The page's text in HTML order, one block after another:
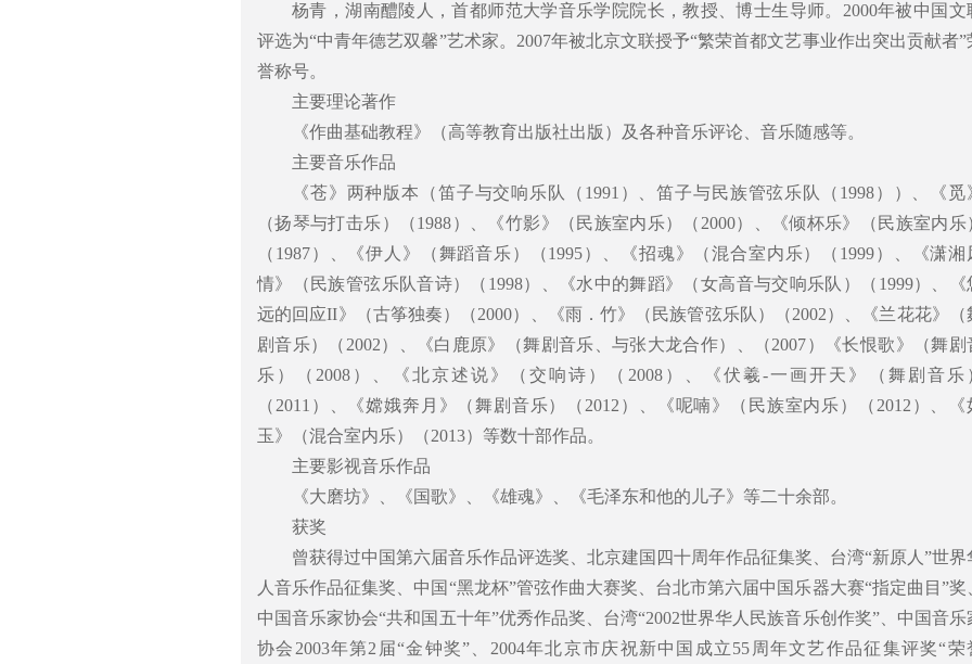
杨青，湖南醴陵人，首都师范大学音乐学院院长，教授、博士生导师。2000年被中国文
评选为“中青年德艺双馨”艺术家。2007年被北京文联授予“繁荣首都文艺事业作出突出贡献者”
誉称号。
主要理论著作
《作曲基础教程》（高等教育出版社出版）及各种音乐评论、音乐随感等。
主要音乐作品
《苍》两种版本（笛子与交响乐队（1991）、笛子与民族管弦乐队（1998））、《觅
（扬琴与打击乐）（1988）、《竹影》（民族室内乐）（2000）、《倾杯乐》（民族室内乐
（1987）、《伊人》（舞蹈音乐）（1995）、《招魂》（混合室内乐）（1999）、《潇湘
情》（民族管弦乐队音诗）（1998）、《水中的舞蹈》（女高音与交响乐队）（1999）、《
远的回应II》（古筝独奏）（2000）、《雨．竹》（民族管弦乐队）（2002）、《兰花花》（
剧音乐）（2002）、《白鹿原》（舞剧音乐、与张大龙合作）、（2007）《长恨歌》（舞剧
乐）（2008）、《北京述说》（交响诗）（2008）、《伏羲-一画开天》（舞剧音乐
（2011）、《嫦娥奔月》（舞剧音乐）（2012）、《呢喃》（民族室内乐）（2012）、《
玉》（混合室内乐）（2013）等数十部作品。
主要影视音乐作品
《大磨坊》、《国歌》、《雄魂》、《毛泽东和他的儿子》等二十余部。
获奖
曾获得过中国第六届音乐作品评选奖、北京建国四十周年作品征集奖、台湾“新原人”世界
人音乐作品征集奖、中国“黑龙杯”管弦作曲大赛奖、台北市第六届中国乐器大赛“指定曲目”奖
中国音乐家协会“共和国五十年”优秀作品奖、台湾“2002世界华人民族音乐创作奖”、中国音乐
协会2003年第2届“金钟奖”、2004年北京市庆祝新中国成立55周年文艺作品征集评奖“荣